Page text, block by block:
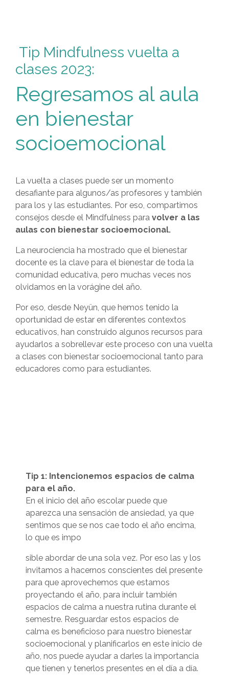
Tip Mindfulness vuelta a
clases 2023:
Regresamos al aula
en bienestar
socioemocional
La vuelta a clases puede ser un momento
desafiante para algunos/as profesores y también
para los y las estudiantes. Por eso, compartimos
consejos desde el Mindfulness para volver a las
aulas con bienestar socioemocional.
La neurociencia ha mostrado que el bienestar
docente es la clave para el bienestar de toda la
comunidad educativa, pero muchas veces nos
olvidamos en la vorágine del año.
Por eso, desde Neyün, que hemos tenido la
oportunidad de estar en diferentes contextos
educativos, han construido algunos recursos para
ayudarlos a sobrellevar este proceso con una vuelta
a clases con bienestar socioemocional tanto para
educadores como para estudiantes.
Tip 1: Intencionemos espacios de calma
para el año.
En el inicio del año escolar puede que
aparezca una sensación de ansiedad, ya que
sentimos que se nos cae todo el año encima,
lo que es impo
sible abordar de una sola vez. Por eso las y los
invitamos a hacernos conscientes del presente
para que aprovechemos que estamos
proyectando el año, para incluir también
espacios de calma a nuestra rutina durante el
semestre. Resguardar estos espacios de
calma es beneficioso para nuestro bienestar
socioemocional y planificarlos en este inicio de
año, nos puede ayudar a darles la importancia
que tienen y tenerlos presentes en el día a día.